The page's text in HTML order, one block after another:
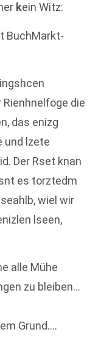
kein Witz:
BuchMarkt-
die
das enizg
und lzete
Der Rset knan
es torztedm
wiel wir
lseen,
alle Mühe
zu bleiben…
Grund….